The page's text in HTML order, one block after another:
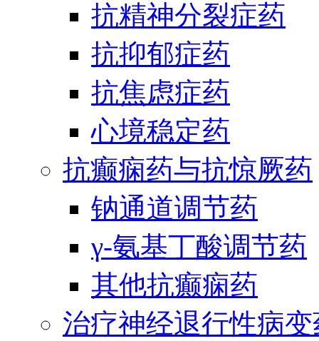
抗精神分裂症药
抗抑郁症药
抗焦虑症药
心境稳定药
抗癫痫药与抗惊厥药
钠通道调节药
γ-氨基丁酸调节药
其他抗癫痫药
治疗神经退行性病